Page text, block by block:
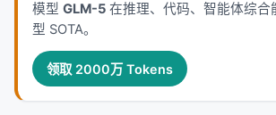
模型 GLM-5 在推理、代码、智能体综合
型 SOTA。
领取 2000万 Tokens